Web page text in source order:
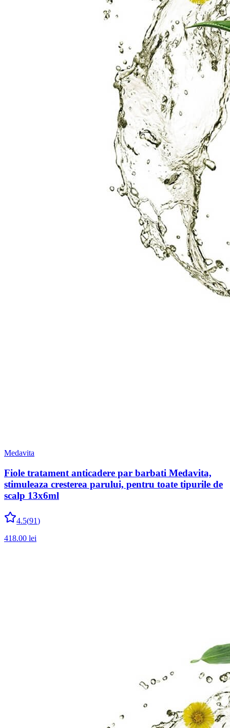
Medavita
Fiole tratament anticadere par barbati Medavita,
stimuleaza cresterea parului, pentru toate tipurile de
scalp 13x6ml
4.5(91)
418.00 lei